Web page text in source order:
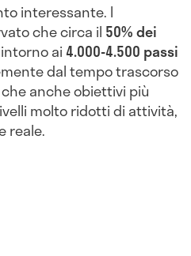
interessante. I
che circa il 50% dei
ai 4.000-4.500 passi
dal tempo trascorso
anche obiettivi più
molto ridotti di attività,
reale.